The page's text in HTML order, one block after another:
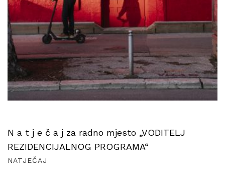
N a t j e č a j za radno mjesto „VODITELJ
REZIDENCIJALNOG PROGRAMA“
NATJEČAJ